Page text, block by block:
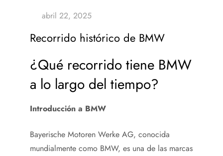
Recorrido histórico de BMW
¿Qué recorrido tiene BMW
a lo largo del tiempo?
Introducción a BMW
Bayerische Motoren Werke AG, conocida
mundialmente como BMW, es una de las marcas